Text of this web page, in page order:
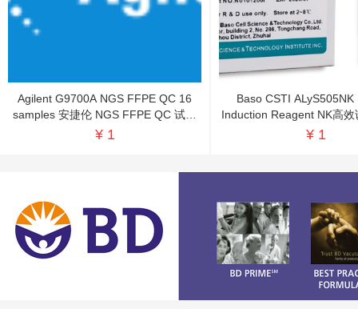
Agilent G9700A NGS FFPE QC 16
samples 安捷伦 NGS FFPE QC 试剂
盒
¥ 1
Baso CSTI ALyS505NK NK Cell
Induction Reagent NK高效
剂盒（3.0A）
¥ 1